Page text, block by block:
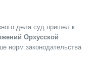
дела суд пришел к
Орхусской
норм законодательства